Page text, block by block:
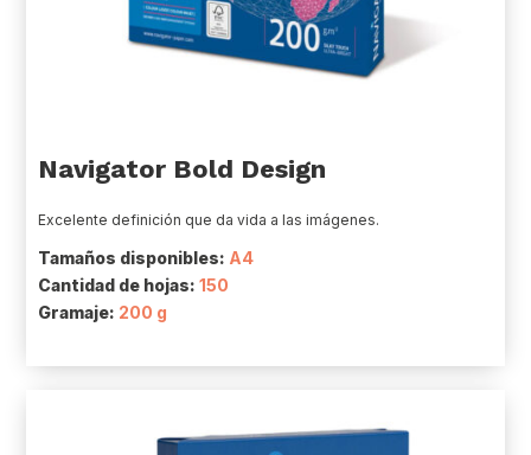
Navigator Bold Design
Excelente definición que da vida a las imágenes.
Tamaños disponibles: A4
Cantidad de hojas:150
Gramaje: 200 g